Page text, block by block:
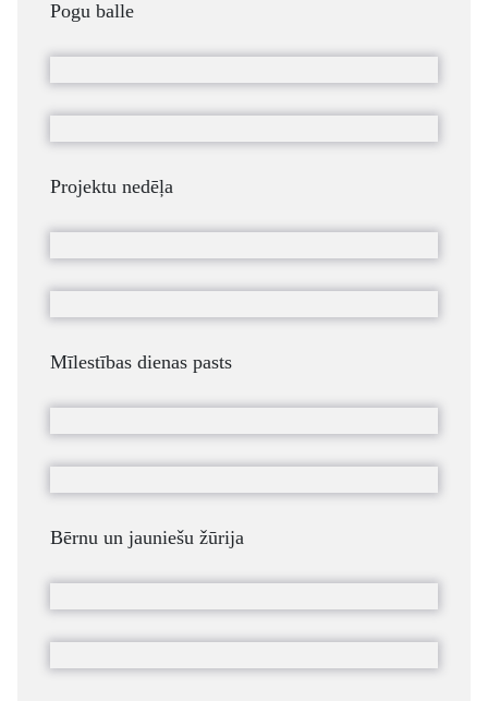
Pogu balle
Projektu nedēļa
Mīlestības dienas pasts
Bērnu un jauniešu žūrija